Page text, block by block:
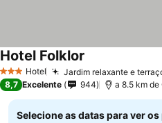
3 EstrelasHotel Jardim relaxante e
Hotel Folklor
8,7 Excelente 944 a 8.5 km
Selecione as datas para ver